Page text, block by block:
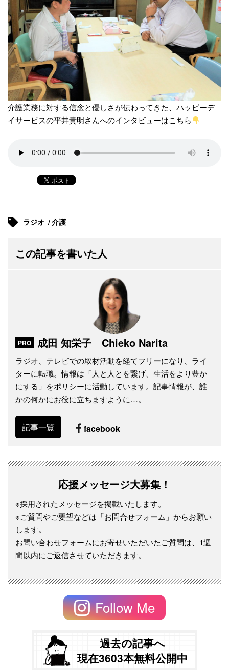
介護業務に対する信念と優しさが伝わってきた、ハッピーデ
イサービスの平井貴明さんへのインタビューはこちら
ラジオ 介護
この記事を書いた人
PRO 成田 知栄子 Chieko Narita
ラジオ、テレビでの取材活動を経てフリーになり、ライ
ターに転職。情報は「人と人とを繋げ、生活をより豊か
にする」をポリシーに活動しています。記事情報が、誰
かの何かにお役に立ちますように…。
記事一覧 facebook
応援メッセージ大募集！
※採用されたメッセージを掲載いたします。
※ご質問やご要望などは「お問合せフォーム」からお願い
します。
お問い合わせフォームにお寄せいただいたご質問は、1週
間以内にご返信させていただきます。
Follow Me
過去の記事へ
現在3603本無料公開中